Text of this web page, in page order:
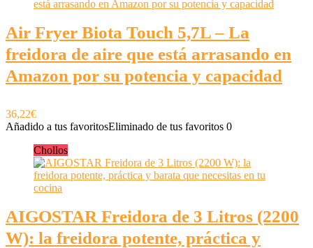
Air Fryer Biota Touch 5,7L – La
freidora de aire que está arrasando en
Amazon por su potencia y capacidad
36,22€
Añadido a tus favoritosEliminado de tus favoritos 0
Chollos
AIGOSTAR Freidora de 3 Litros (2200
W): la freidora potente, práctica y